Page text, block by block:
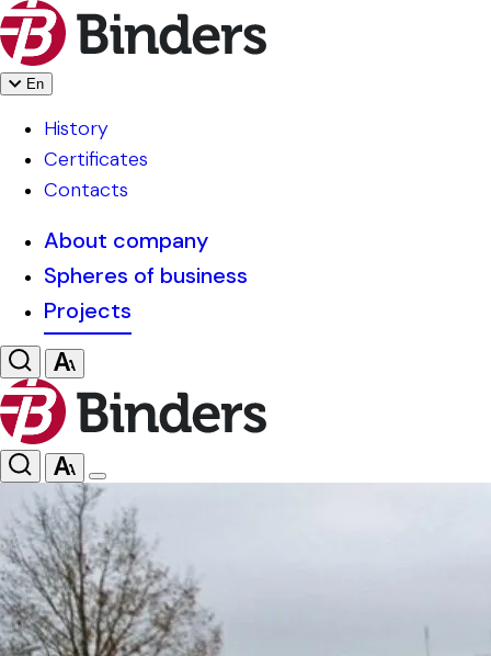
En
History
Certificates
Contacts
About company
Spheres of business
Projects